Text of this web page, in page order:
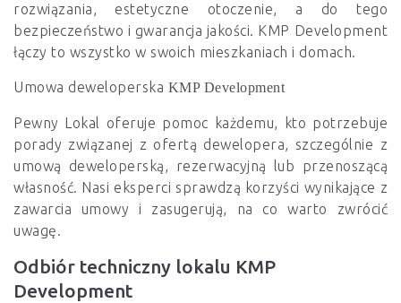
rozwiązania, estetyczne otoczenie, a do tego
bezpieczeństwo i gwarancja jakości. KMP Development
łączy to wszystko w swoich mieszkaniach i domach.
Umowa deweloperska KMP Development
Pewny Lokal oferuje pomoc każdemu, kto potrzebuje
porady związanej z ofertą dewelopera, szczególnie z
umową deweloperską, rezerwacyjną lub przenoszącą
własność. Nasi eksperci sprawdzą korzyści wynikające z
zawarcia umowy i zasugerują, na co warto zwrócić
uwagę.
Odbiór techniczny lokalu KMP
Development